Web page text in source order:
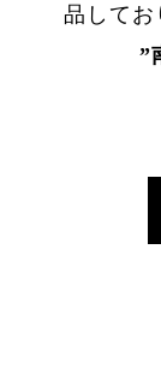
品してお
”